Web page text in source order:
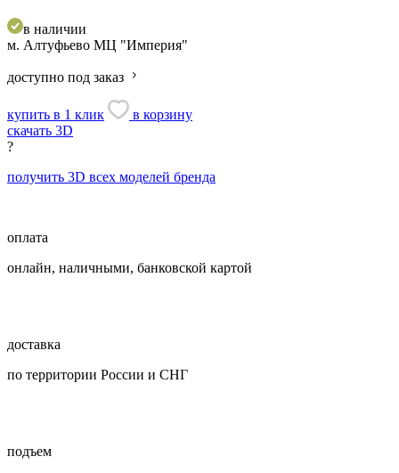
в наличии
м. Алтуфьево МЦ "Империя"
доступно под заказ
купить в 1 клик
в корзину
скачать 3D
?
получить 3D всех моделей бренда
оплата
онлайн, наличными, банковской картой
доставка
по территории России и СНГ
подъем